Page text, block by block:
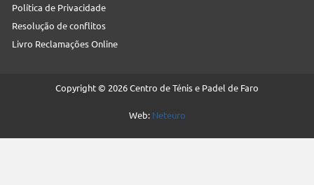
Política de Privacidade
Resolução de conflitos
Livro Reclamações Online
Copyright © 2026 Centro de Ténis e Padel de Faro
Web: Neteuro